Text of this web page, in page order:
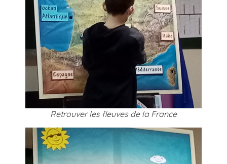
Retrouver les fleuves de la France